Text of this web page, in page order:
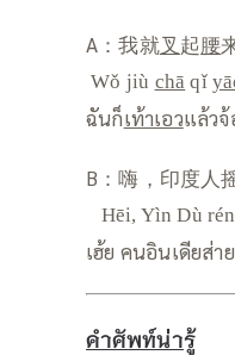
A：我就叉起腰
Wǒ jiù chā qǐ
ฉันก็เท้าเอวแล้วจ้
B：嗨，印度人
Hēi, Yìn Dù
เฮ้ย คนอินเดียส่า
คำศัพท์น่ารู้